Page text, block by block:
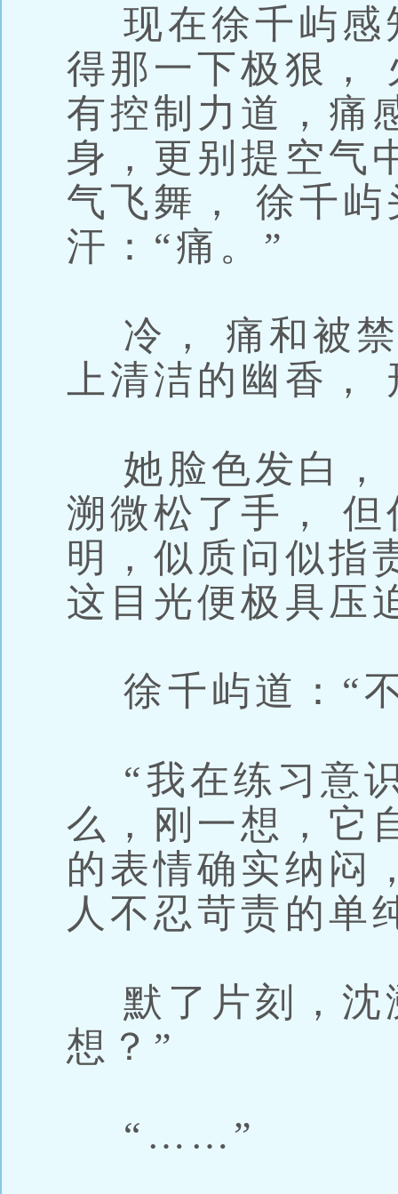
现在徐千屿感
得那一下极狠，
有控制力道，痛
身，更别提空气
气飞舞， 徐千
汗：“痛。”
冷， 痛和被禁
上清洁的幽香
她脸色发白，
溯微松了手，
明，似质问似指
这目光便极具压
徐千屿道：“
“我在练习意
么，刚一想，它
的表情确实纳闷
人不忍苛责的单
默了片刻，沈
想？”
“……”